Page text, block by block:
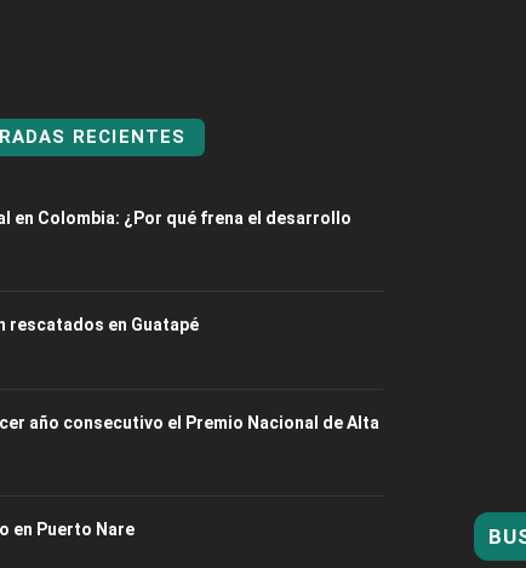
RECIENTES
en Colombia: ¿Por qué frena el desarrollo
en Guatapé
año consecutivo el Premio Nacional de Alta
en Puerto Nare